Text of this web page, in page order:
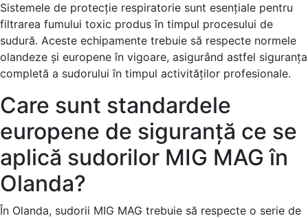
Sistemele de protecție respiratorie sunt esențiale pentru
filtrarea fumului toxic produs în timpul procesului de
sudură. Aceste echipamente trebuie să respecte normele
olandeze și europene în vigoare, asigurând astfel siguranța
completă a sudorului în timpul activităților profesionale.
Care sunt standardele
europene de siguranță ce se
aplică sudorilor MIG MAG în
Olanda?
În Olanda, sudorii MIG MAG trebuie să respecte o serie de